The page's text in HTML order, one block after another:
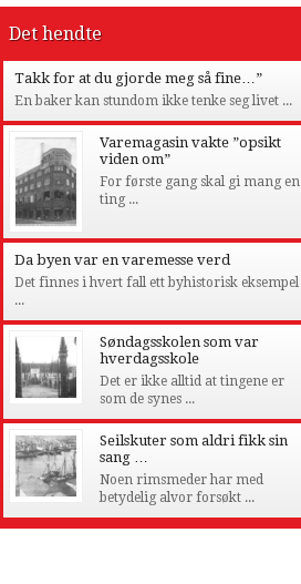
Det hendte
Takk for at du gjorde meg så fine…”
En baker kan stundom ikke tenke seg livet ...
Varemagasin vakte ”opsikt
viden om”
For første gang skal gi mang en
ting ...
Da byen var en varemesse verd
Det finnes i hvert fall ett byhistorisk eksempel
...
Søndagsskolen som var
hverdagsskole
Det er ikke alltid at tingene er
som de synes ...
Seilskuter som aldri fikk sin
sang …
Noen rimsmeder har med
betydelig alvor forsøkt ...